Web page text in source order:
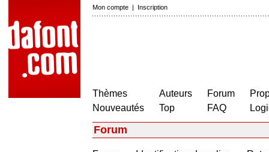
Mon compte | Inscription
Thèmes
Nouveautés
Auteurs
Top
Forum
FAQ
Forum